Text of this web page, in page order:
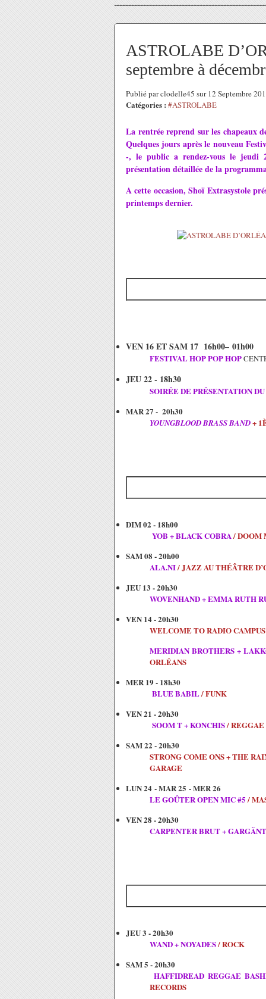
ASTROLABE
septembre à
Publié par clodelle45 sur 12 Septembre
Catégories : #ASTROLABE
La rentrée reprend sur les chapeaux
Quelques jours après le nouveau
-, le public a rendez-vous le jeudi
présentation détaillée de la
A cette occasion, Shoï Extrasystole
printemps dernier.
VEN 16 ET SAM 17 16h00– 01h00
FESTIVAL HOP POP HOP
JEU 22 - 18h30
SOIRÉE DE PRÉSENTATION
MAR 27 - 20h30
YOUNGBLOOD BRASS BAND+
DIM 02 - 18h00
YOB + BLACK COBRA/ DOOM
SAM 08 - 20h00
ALA.NI/ JAZZ AU THÉÂTRE
JEU 13 - 20h30
WOVENHAND + EMMA RUTH
VEN 14 - 20h30
WELCOME TO RADIO CAMPUS
MERIDIAN BROTHERS +
ORLÉANS
MER 19 - 18h30
BLUE BABIL/ FUNK
VEN 21 - 20h30
SOOM T + KONCHIS/
SAM 22 - 20h30
STRONG COME ONS + THE
GARAGE
LUN 24 -MAR 25 -MER 26
LE GOÛTER OPEN MIC #5/
VEN 28 - 20h30
CARPENTER BRUT +
JEU 3 - 20h30
WAND + NOYADES/ ROCK
SAM 5 - 20h30
HAFFIDREAD REGGAE
RECORDS